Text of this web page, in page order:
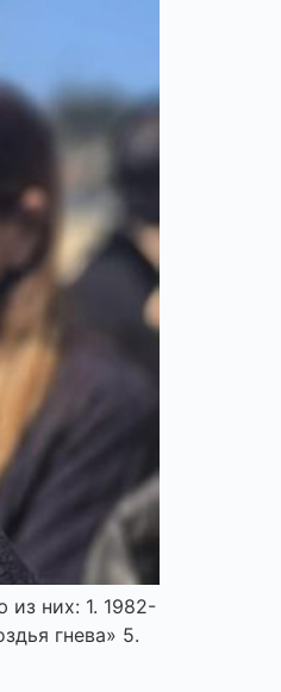
них: 1.⁠ ⁠1982-
гнева» 5.⁠